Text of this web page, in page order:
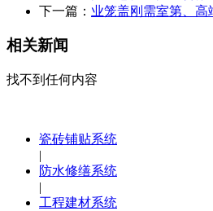
下一篇： 业笼盖刚需室第、
相关新闻
找不到任何内容
瓷砖铺贴系统
|
防水修缮系统
|
工程建材系统